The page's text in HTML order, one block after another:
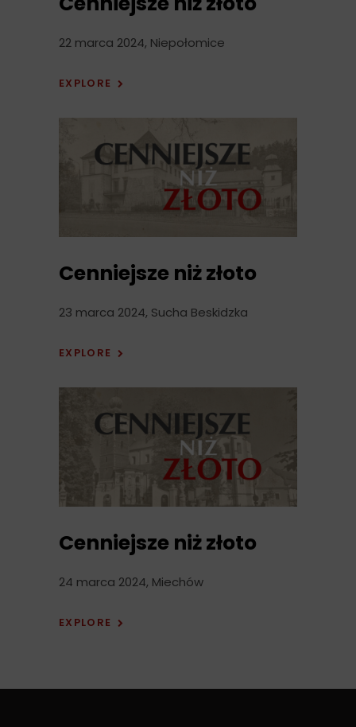
22 marca 2024, Niepołomice
EXPLORE
Cenniejsze niż złoto
23 marca 2024, Sucha Beskidzka
EXPLORE
Cenniejsze niż złoto
24 marca 2024, Miechów
EXPLORE